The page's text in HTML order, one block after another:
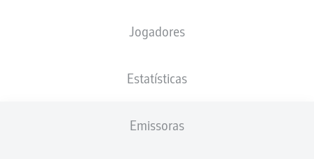
Jogadores
Estatísticas
Emissoras